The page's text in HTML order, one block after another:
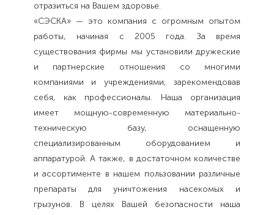
отразиться на Вашем здоровье.
«СЭСКА» — это компания с огромным опытом
работы, начиная с 2005 года. За время
существования фирмы мы установили дружеские
и партнерские отношения со многими
компаниями и учреждениями, зарекомендовав
себя, как профессионалы. Наша организация
имеет мощную-современную материально-
техническую базу, оснащенную
специализированным оборудованием и
аппаратурой. А также, в достаточном количестве
и ассортименте в нашем пользовании различные
препараты для уничтожения насекомых и
грызунов. В целях Вашей безопасности наша